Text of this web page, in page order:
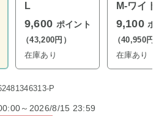
L
9,600 ポイント
（43,200円）
在庫あり
M-ワイド
9,100ポイ
（40,950円）
在庫あり
P
～2026/8/15 23:59